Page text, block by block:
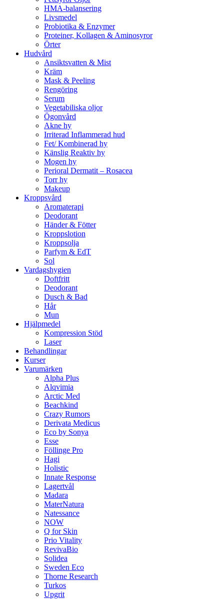
HMA-balansering
Livsmedel
Probiotika & Enzymer
Proteiner, Kollagen & Aminosyror
Örter
Hudvård
Ansiktsvatten & Mist
Kräm
Mask & Peeling
Rengöring
Serum
Vegetabiliska oljor
Ögonvård
Akne hy
Irriterad Inflammerad hud
Fet/ Kombinerad hy
Känslig Reaktiv hy
Mogen hy
Perioral Dermatit – Rosacea
Torr hy
Makeup
Kroppsvård
Aromaterapi
Deodorant
Händer & Fötter
Kroppslotion
Kroppsolja
Parfym & EdT
Sol
Vardagshygien
Doftfritt
Deodorant
Dusch & Bad
Hår
Mun
Hjälpmedel
Kompression Stöd
Laser
Behandlingar
Kurser
Varumärken
Alpha Plus
Alqvimia
Arctic Med
Beachkind
Crazy Rumors
Derivata Medicus
Eco by Sonya
Esse
Föllinge Pro
Hagi
Holistic
Innate Response
Lagertvål
Madara
MaterNatura
Natessance
NOW
Q for Skin
Prio Vitality
RevivaBio
Solidea
Sweden Eco
Thorne Research
Turkos
Upgrit